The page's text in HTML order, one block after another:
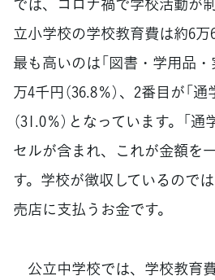
立小学校の学校教育費は約6
最も高いのは「図書・学用品
万4千円（36.8％）、2番目が「
（31.0％）となっています。「
セルが含まれ、これが金額を
す。学校が徴収しているので
売店に支払うお金です。
公立中学校では、学校教育